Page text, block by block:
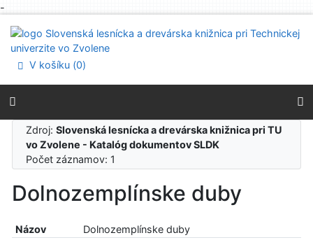
-
Prejsť na menu
Prehlásenie o webovej prístupnosti
V košíku (0)
Zdroj:Slovenská lesnícka a drevárska knižnica pri TU
vo Zvolene - Katalóg dokumentov SLDK
Počet záznamov: 1
Dolnozemplínske duby
Názov
Dolnozemplínske duby